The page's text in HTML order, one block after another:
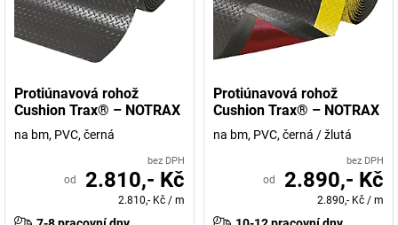
Protiúnavová rohož
Cushion Trax® – NOTRAX
na bm, PVC, černá
bez DPH
od 2.810,- Kč
2.810,- Kč / m
Protiúnavová rohož
Cushion Trax® – NOTRAX
na bm, PVC, černá / žlutá
bez DPH
od 2.890,- Kč
2.890,- Kč / m